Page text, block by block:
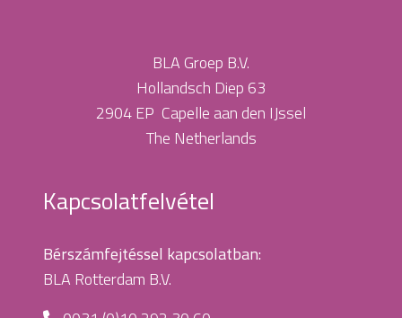
BLA Groep B.V.
Hollandsch Diep 63
2904 EP Capelle aan den IJssel
The Netherlands
Kapcsolatfelvétel
Bérszámfejtéssel kapcsolatban:
BLA Rotterdam B.V.